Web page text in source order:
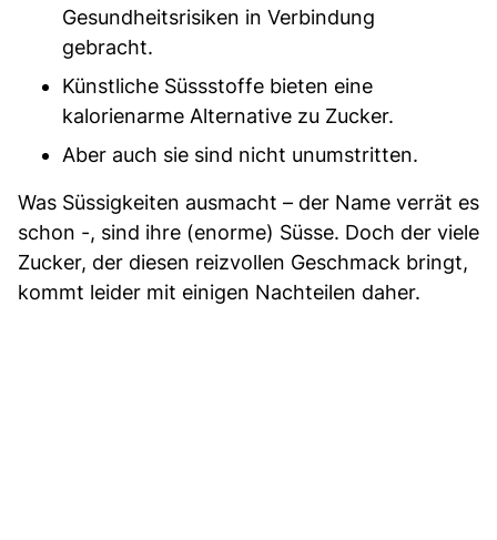
Gesundheitsrisiken in Verbindung
gebracht.
Künstliche Süssstoffe bieten eine
kalorienarme Alternative zu Zucker.
Aber auch sie sind nicht unumstritten.
Was Süssigkeiten ausmacht – der Name verrät es
schon -, sind ihre (enorme) Süsse. Doch der viele
Zucker, der diesen reizvollen Geschmack bringt,
kommt leider mit einigen Nachteilen daher.